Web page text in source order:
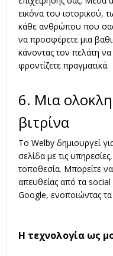
εικόνα του ιστορικού,
κάθε ανθρώπου που σας
να προσφέρετε μια
κάνοντας τον πελάτη να
φροντίζετε πραγματικά.
6. Μια
βιτρίνα
Το Welby δημιουργεί
σελίδα με τις
τοποθεσία. Μπορείτε να
απευθείας από τα
Google, ενοποιώντας
Η τεχνολογία ως